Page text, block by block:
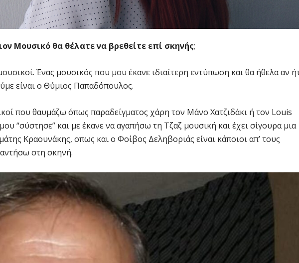
Μουσικό θα θέλατε να βρεθείτε επί σκηνής;
Ένας μουσικός που μου έκανε ιδιαίτερη εντύπωση και θα ήθελα αν
είναι ο Θύμιος Παπαδόπουλος.
που θαυμάζω όπως παραδείγματος χάρη τον Μάνο Χατζιδάκι ή τον Louis
“σύστησε” και με έκανε να αγαπήσω τη Τζαζ μουσική και έχει σίγουρα μια
Κραουνάκης, οπως και ο Φοίβος Δεληβοριάς είναι κάποιοι απ’ τους
στη σκηνή.